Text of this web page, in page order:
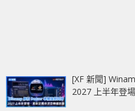
[XF 新聞]
2027 上半年登